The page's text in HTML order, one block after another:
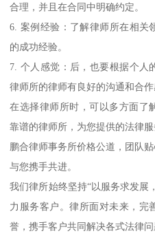
合理，并且在合同中明确约定。
6. 案例经验：了解律师所在相关
的成功经验。
7. 个人感觉：后，也要根据个人
律师所的律师有良好的沟通和合作
在选择律师所时，可以多方面了
靠谱的律师所，为您提供的法律服
鹏合律师事务所价格公道，团队贴
与您携手共进。
我们律所始终坚持“以服务求发展
力服务客户。律所面对未来，完
誉，携手客户共同解决各式法律问